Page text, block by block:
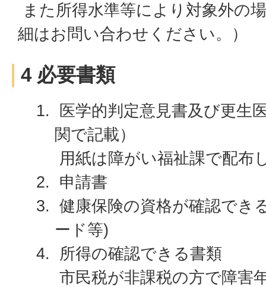
また所得水準等により対象外の
細はお問い合わせください。）
4 必要書類
医学的判定意見書及び更生
関で記載）
用紙は障がい福祉課で配布
申請書
健康保険の資格が確認でき
ード等)
所得の確認できる書類
市民税が非課税の方で障害